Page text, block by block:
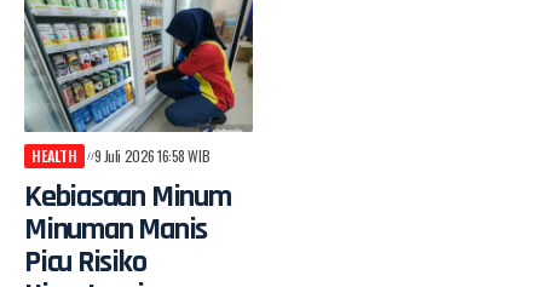
HEALTH 9 Juli 2026 16:58 WIB
Kebiasaan Minum
Minuman Manis
Picu Risiko